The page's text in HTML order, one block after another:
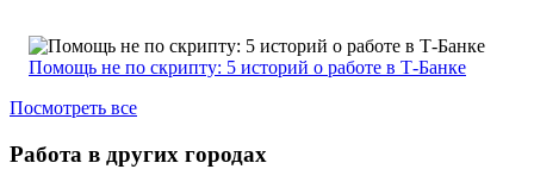
Помощь не по скрипту: 5 историй о работе в Т-Банке
Посмотреть все
Работа в других городах